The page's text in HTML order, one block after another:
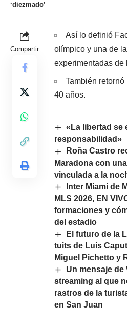
‘diezmado’
Compartir
Así lo definió
olímpico y una de
experimentadas de
También
40 años.
«La libertad se
responsabilidad»
Roña Castro
Maradona con
vinculada a la
Inter Miami de
MLS 2026, EN
formaciones y
del estadio
El futuro de la
tuits de Luis
Miguel Pichetto y
Un mensaje
streaming al que
rastros de la
en San Juan